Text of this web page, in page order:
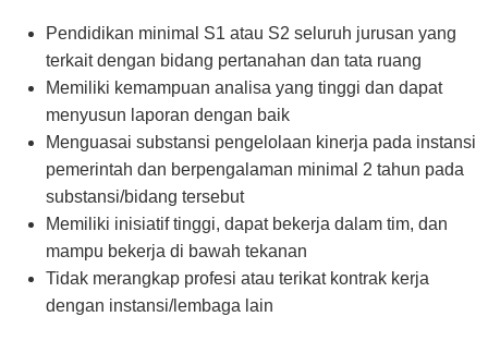
Pendidikan minimal S1 atau S2 seluruh jurusan yang
terkait dengan bidang pertanahan dan tata ruang
Memiliki kemampuan analisa yang tinggi dan dapat
menyusun laporan dengan baik
Menguasai substansi pengelolaan kinerja pada instansi
pemerintah dan berpengalaman minimal 2 tahun pada
substansi/bidang tersebut
Memiliki inisiatif tinggi, dapat bekerja dalam tim, dan
mampu bekerja di bawah tekanan
Tidak merangkap profesi atau terikat kontrak kerja
dengan instansi/lembaga lain